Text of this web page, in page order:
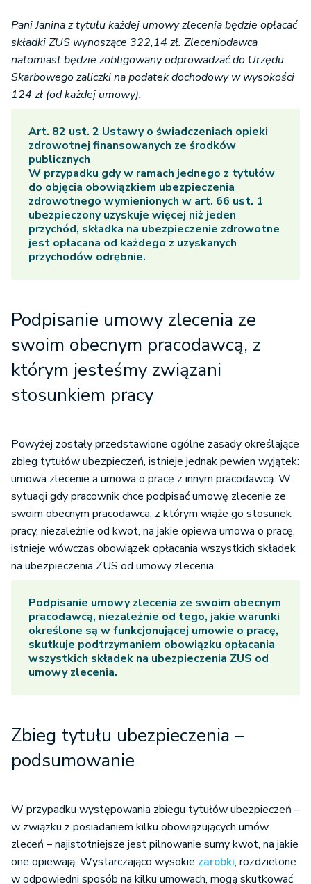
Pani Janina z tytułu każdej umowy zlecenia będzie opłacać
składki ZUS wynoszące 322,14 zł. Zleceniodawca
natomiast będzie zobligowany odprowadzać do Urzędu
Skarbowego zaliczki na podatek dochodowy w wysokości
124 zł (od każdej umowy).
Art. 82 ust. 2 Ustawy o świadczeniach opieki
zdrowotnej finansowanych ze środków
publicznych
W przypadku gdy w ramach jednego z tytułów
do objęcia obowiązkiem ubezpieczenia
zdrowotnego wymienionych w art. 66 ust. 1
ubezpieczony uzyskuje więcej niż jeden
przychód, składka na ubezpieczenie zdrowotne
jest opłacana od każdego z uzyskanych
przychodów odrębnie.
Podpisanie umowy zlecenia ze
swoim obecnym pracodawcą, z
którym jesteśmy związani
stosunkiem pracy
Powyżej zostały przedstawione ogólne zasady określające
zbieg tytułów ubezpieczeń, istnieje jednak pewien wyjątek:
umowa zlecenie a umowa o pracę z innym pracodawcą. W
sytuacji gdy pracownik chce podpisać umowę zlecenie ze
swoim obecnym pracodawca, z którym wiąże go stosunek
pracy, niezależnie od kwot, na jakie opiewa umowa o pracę,
istnieje wówczas obowiązek opłacania wszystkich składek
na ubezpieczenia ZUS od umowy zlecenia.
Podpisanie umowy zlecenia ze swoim obecnym
pracodawcą, niezależnie od tego, jakie warunki
określone są w funkcjonującej umowie o pracę,
skutkuje podtrzymaniem obowiązku opłacania
wszystkich składek na ubezpieczenia ZUS od
umowy zlecenia.
Zbieg tytułu ubezpieczenia –
podsumowanie
W przypadku występowania zbiegu tytułów ubezpieczeń –
w związku z posiadaniem kilku obowiązujących umów
zleceń – najistotniejsze jest pilnowanie sumy kwot, na jakie
one opiewają. Wystarczająco wysokie zarobki, rozdzielone
w odpowiedni sposób na kilku umowach, mogą skutkować